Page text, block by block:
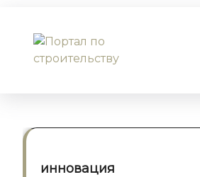
содержанию
инновация